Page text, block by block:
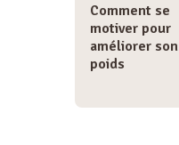
Comment se
motiver pour
améliorer son
poids